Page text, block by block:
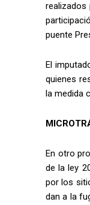
realizados
puente
El
quienes
la medida
En otro
de la ley
por los
dan a la